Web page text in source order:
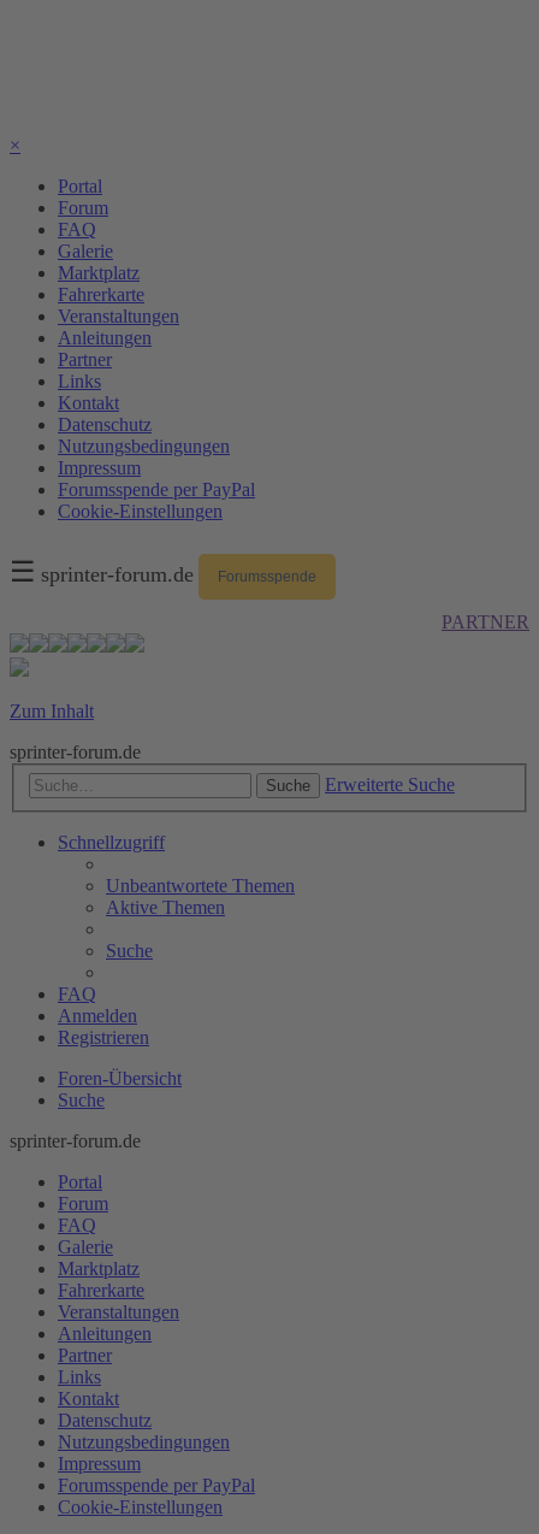
×
Portal
Forum
FAQ
Galerie
Marktplatz
Fahrerkarte
Veranstaltungen
Anleitungen
Partner
Links
Kontakt
Datenschutz
Nutzungsbedingungen
Impressum
Forumsspende per PayPal
Cookie-Einstellungen
☰ sprinter-forum.de Forumsspende
PARTNER
Zum Inhalt
sprinter-forum.de
Suche Erweiterte Suche
Schnellzugriff
Unbeantwortete Themen
Aktive Themen
Suche
FAQ
Anmelden
Registrieren
Foren-Übersicht
Suche
sprinter-forum.de
Portal
Forum
FAQ
Galerie
Marktplatz
Fahrerkarte
Veranstaltungen
Anleitungen
Partner
Links
Kontakt
Datenschutz
Nutzungsbedingungen
Impressum
Forumsspende per PayPal
Cookie-Einstellungen